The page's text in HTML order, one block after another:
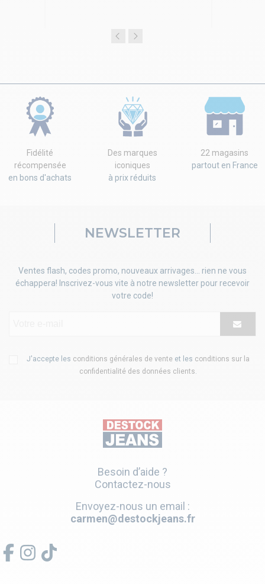
Fidélité
récompensée
en bons d'achats
Des marques
iconiques
à prix réduits
22 magasins
partout en France
NEWSLETTER
Ventes flash, codes promo, nouveaux arrivages... rien ne vous
échappera! Inscrivez-vous vite à notre newsletter pour recevoir
votre code!
J'accepte les conditions générales de vente et les conditions sur la
confidentialité des données clients
Besoin d’aide ?
Contactez-nous
Envoyez-nous un email :
carmen@destockjeans.fr